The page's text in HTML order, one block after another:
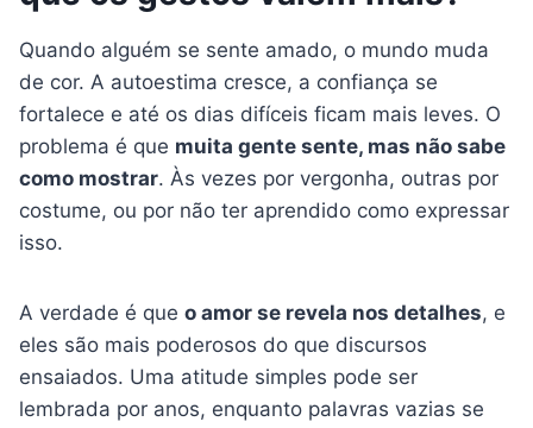
Quando alguém se sente amado, o mundo muda
de cor. A autoestima cresce, a confiança se
fortalece e até os dias difíceis ficam mais leves. O
problema é que muita gente sente, mas não sabe
como mostrar. Às vezes por vergonha, outras por
costume, ou por não ter aprendido como expressar
isso.
A verdade é que o amor se revela nos detalhes, e
eles são mais poderosos do que discursos
ensaiados. Uma atitude simples pode ser
lembrada por anos, enquanto palavras vazias se